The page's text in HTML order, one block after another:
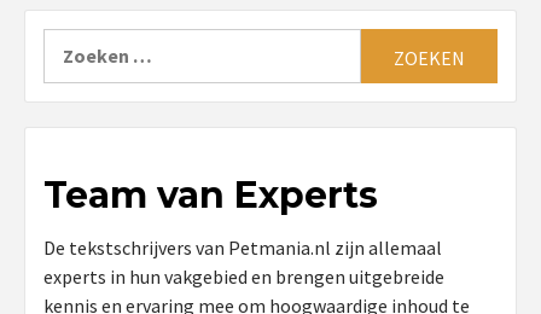
Team van Experts
De tekstschrijvers van Petmania.nl zijn allemaal
experts in hun vakgebied en brengen uitgebreide
kennis en ervaring mee om hoogwaardige inhoud te